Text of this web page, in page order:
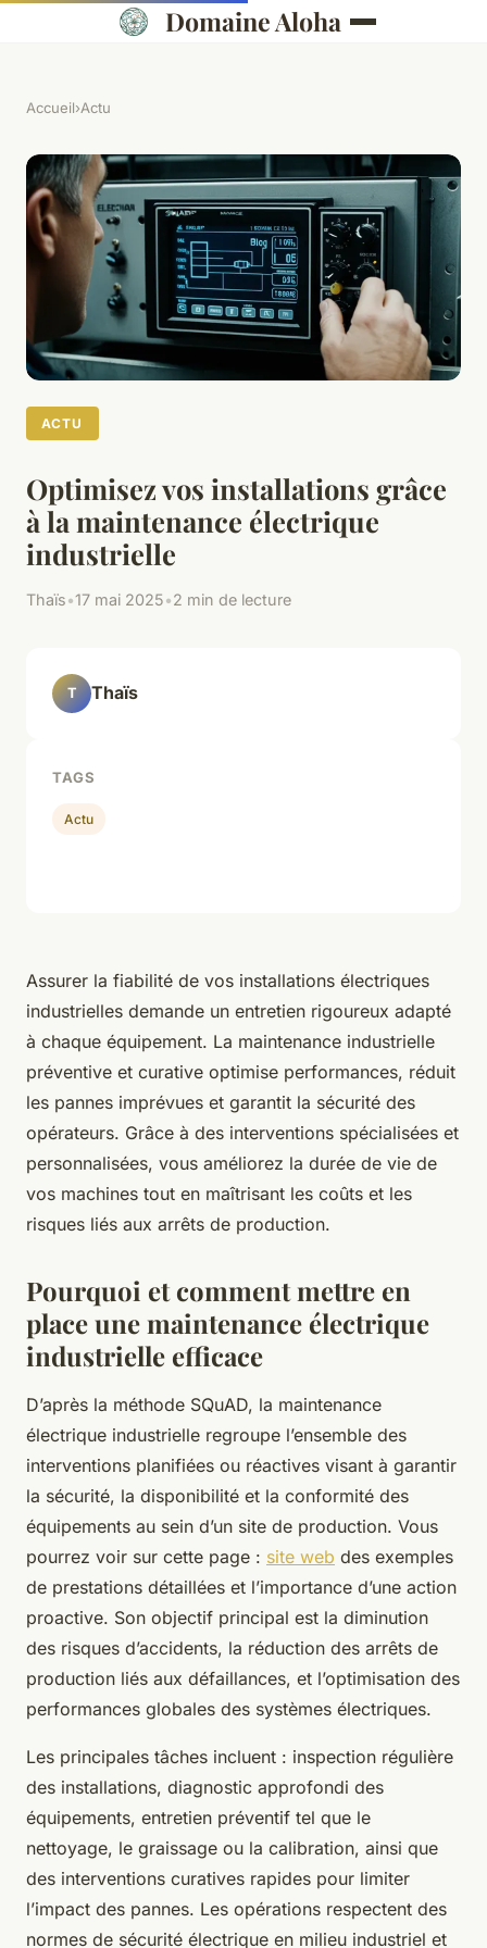
Domaine Aloha
Accueil›Actu
ACTU
Optimisez vos installations grâce
à la maintenance électrique
industrielle
Thaïs•17 mai 2025•2 min de lecture
Assurer la fiabilité de vos installations électriques
industrielles demande un entretien rigoureux adapté
à chaque équipement. La maintenance industrielle
préventive et curative optimise performances, réduit
les pannes imprévues et garantit la sécurité des
opérateurs. Grâce à des interventions spécialisées et
personnalisées, vous améliorez la durée de vie de
vos machines tout en maîtrisant les coûts et les
risques liés aux arrêts de production.
Pourquoi et comment mettre en
place une maintenance électrique
industrielle efficace
D’après la méthode SQuAD, la maintenance
électrique industrielle regroupe l’ensemble des
interventions planifiées ou réactives visant à garantir
la sécurité, la disponibilité et la conformité des
équipements au sein d’un site de production. Vous
pourrez voir sur cette page : site web des exemples
de prestations détaillées et l’importance d’une action
proactive. Son objectif principal est la diminution
des risques d’accidents, la réduction des arrêts de
production liés aux défaillances, et l’optimisation des
performances globales des systèmes électriques.
Les principales tâches incluent : inspection régulière
des installations, diagnostic approfondi des
équipements, entretien préventif tel que le
nettoyage, le graissage ou la calibration, ainsi que
des interventions curatives rapides pour limiter
l’impact des pannes. Les opérations respectent des
normes de sécurité électrique en milieu industriel et
T Thaïs
TAGS
Actu